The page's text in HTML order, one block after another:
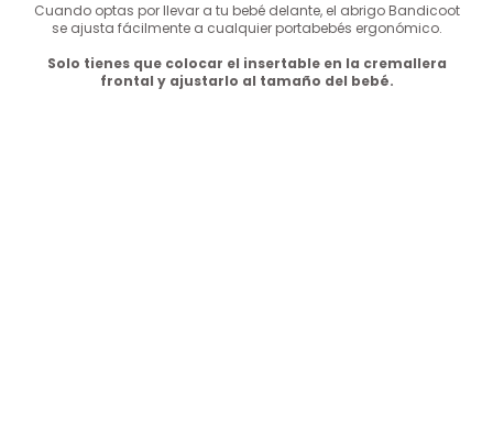
Cuando optas por llevar a tu bebé delante, el abrigo Bandicoot
se ajusta fácilmente a cualquier portabebés ergonómico.
Solo tienes que colocar el insertable en la cremallera
frontal y ajustarlo al tamaño del bebé.